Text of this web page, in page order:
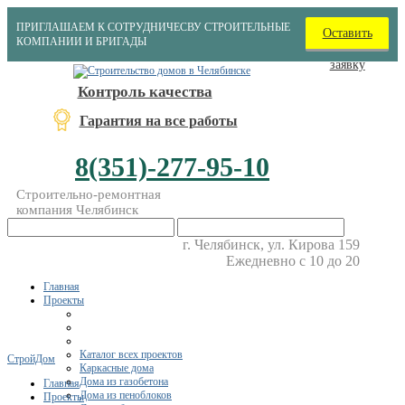
ПРИГЛАШАЕМ К СОТРУДНИЧЕСВУ СТРОИТЕЛЬНЫЕ
КОМПАНИИ И БРИГАДЫ
Оставить
заявку
Контроль качества
Гарантия на все работы
8(351)-277-95-10
Строительно-ремонтная
компания Челябинск
г. Челябинск, ул. Кирова 159
Ежедневно с 10 до 20
Главная
Проекты
Каталог всех проектов
Каркасные дома
Дома из газобетона
Дома из пеноблоков
СтройДом
Главная
Проекты